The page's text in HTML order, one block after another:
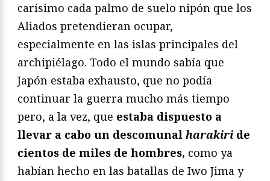
carísimo cada palmo de suelo nipón que los
Aliados pretendieran ocupar,
especialmente en las islas principales del
archipiélago. Todo el mundo sabía que
Japón estaba exhausto, que no podía
continuar la guerra mucho más tiempo
pero, a la vez, que estaba dispuesto a
llevar a cabo un descomunal harakiri de
cientos de miles de hombres, como ya
habían hecho en las batallas de Iwo Jima y